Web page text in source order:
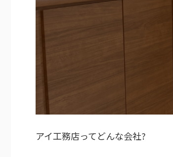
アイ工務店ってどんな会社?